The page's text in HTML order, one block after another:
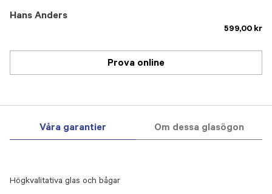
Hans Anders
599,00 kr
Prova online
Våra garantier Om dessa glasögon
Högkvalitativa glas och bågar